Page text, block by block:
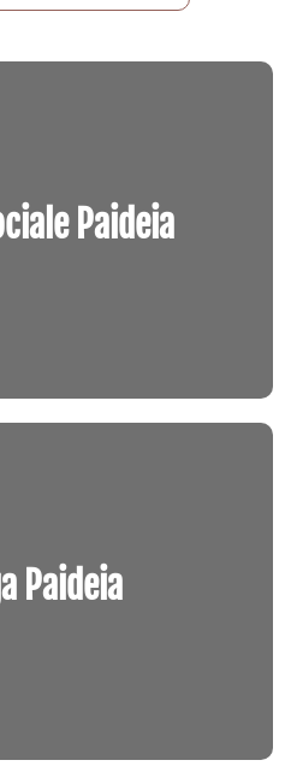
Paideia
di un lavoro attento
qualità e solidarietà.
Paideia
trovare idee regalo
selezione attenta.